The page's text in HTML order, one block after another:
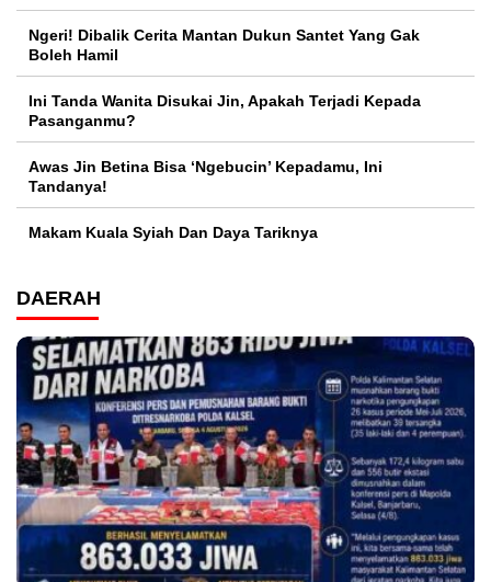
Ngeri! Dibalik Cerita Mantan Dukun Santet Yang Gak
Boleh Hamil
Ini Tanda Wanita Disukai Jin, Apakah Terjadi Kepada
Pasanganmu?
Awas Jin Betina Bisa ‘Ngebucin’ Kepadamu, Ini
Tandanya!
Makam Kuala Syiah Dan Daya Tariknya
DAERAH